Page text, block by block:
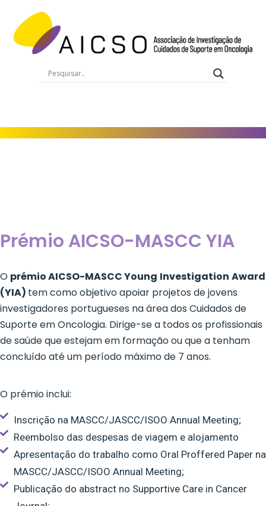
AÇÕES
Prémio AICSO-
MASCC YIA
Prémio AICSO-MASCC YIA
O prémio AICSO-MASCCYoung Investigation Award
(YIA) tem como objetivo apoiar projetos de jovens
investigadores portugueses na área dos Cuidados de
Suporte em Oncologia. Dirige-se a todos os profissionais
de saúde que estejam em formação ou que a tenham
concluído até um período máximo de 7 anos.
O prémio inclui:
Inscrição na MASCC/JASCC/ISOO Annual Meeting;
Reembolso das despesas de viagem e alojamento
Apresentação do trabalho como Oral Proffered Paper na
MASCC/JASCC/ISOO Annual Meeting;
Publicação do abstract no Supportive Care in Cancer